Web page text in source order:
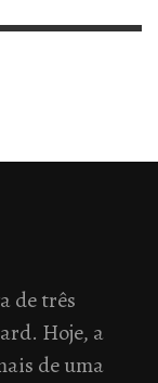
de três
Hoje, a
de uma